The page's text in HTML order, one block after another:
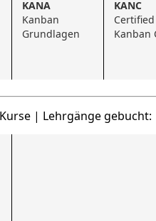
KANA
Kanban
Grundlagen
KANC
Certified
Kanban
| Lehrgänge gebucht: